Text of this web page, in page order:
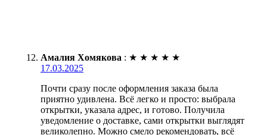
Амалия Хомякова : ★ ★ ★ ★ ★
17.03.2025
Почти сразу после оформления заказа была
приятно удивлена. Всё легко и просто: выбрала
открытки, указала адрес, и готово. Получила
уведомление о доставке, сами открытки выглядят
великолепно. Можно смело рекомендовать, всё